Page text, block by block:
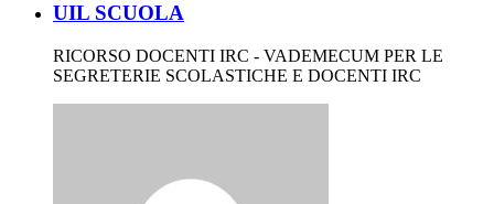
UIL SCUOLA
RICORSO DOCENTI IRC - VADEMECUM PER LE
SEGRETERIE SCOLASTICHE E DOCENTI IRC